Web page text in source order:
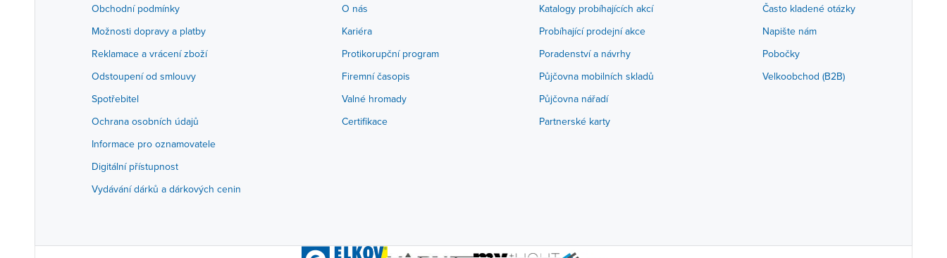
Obchodní podmínky
Možnosti dopravy a platby
Reklamace a vrácení zboží
Odstoupení od smlouvy
Spotřebitel
Ochrana osobních údajů
Informace pro oznamovatele
Digitální přístupnost
Vydávání dárků a dárkových cenin
O nás
Kariéra
Protikorupční program
Firemní časopis
Valné hromady
Certifikace
Katalogy probíhajících akcí
Probíhající prodejní akce
Poradenství a návrhy
Půjčovna mobilních skladů
Půjčovna nářadí
Partnerské karty
Často kladené otázky
Napište nám
Pobočky
Velkoobchod (B2B)